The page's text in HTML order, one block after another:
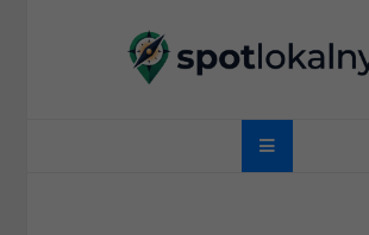
spotlokalny.pl